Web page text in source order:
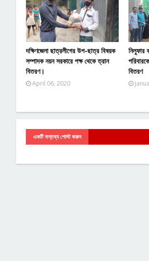
দক্ষিণজেলা ছাত্রলীগের উপ-ছাত্র বিষয়ক
সম্পাদক নয়ন সরকারে পক্ষ থেকে ত্রান
বিতরণ।
April 06, 2020
নিলুফার
বিতরণ
একটি মন্তব্য পোস্ট করুন